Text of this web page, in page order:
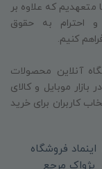
متعهدیم که علاوه بر
و احترام به حقوق
کنیم.
آنلاین محصولات
موبایل و کالای
کاربران برای خرید